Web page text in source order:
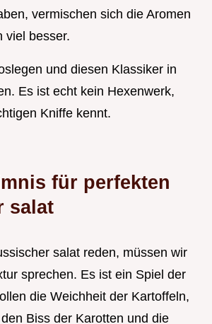
vermischen sich die Aromen
viel besser.
und diesen Klassiker in
Es ist echt kein Hexenwerk,
Kniffe kennt.
für perfekten
salat
salat reden, müssen wir
sprechen. Es ist ein Spiel der
die Weichheit der Kartoffeln,
Biss der Karotten und die